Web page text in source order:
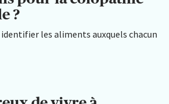
?
identifier les aliments auxquels chacun